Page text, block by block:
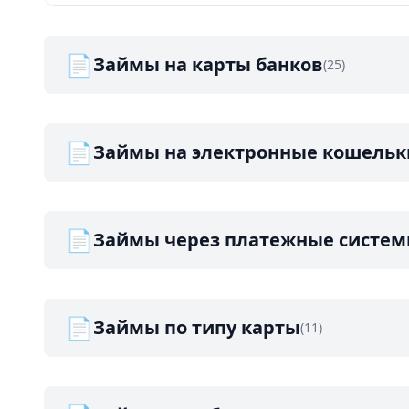
📄Займы на карты банков(25)
📄Займы на электронные
📄Займы через платежные
📄Займы по типу карты(11)